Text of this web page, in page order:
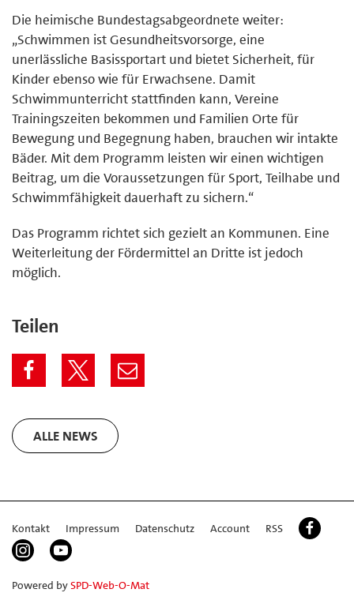
Die heimische Bundestagsabgeordnete weiter:
„Schwimmen ist Gesundheitsvorsorge, eine
unerlässliche Basissportart und bietet Sicherheit, für
Kinder ebenso wie für Erwachsene. Damit
Schwimmunterricht stattfinden kann, Vereine
Trainingszeiten bekommen und Familien Orte für
Bewegung und Begegnung haben, brauchen wir intakte
Bäder. Mit dem Programm leisten wir einen wichtigen
Beitrag, um die Voraussetzungen für Sport, Teilhabe und
Schwimmfähigkeit dauerhaft zu sichern.“
Das Programm richtet sich gezielt an Kommunen. Eine
Weiterleitung der Fördermittel an Dritte ist jedoch
möglich.
Teilen
ALLE NEWS
Kontakt Impressum Datenschutz Account RSS
Powered bySPD-Web-O-Mat